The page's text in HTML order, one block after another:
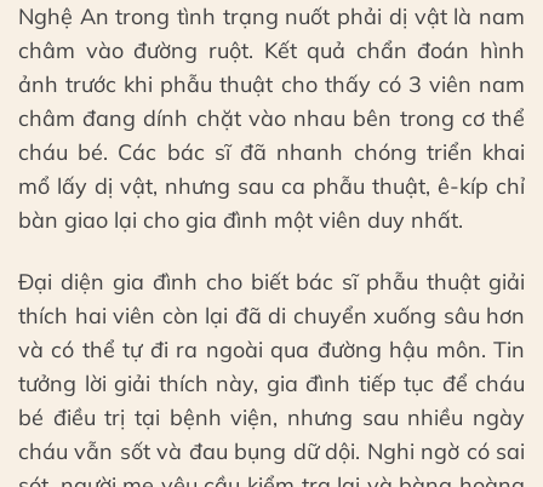
Nghệ An trong tình trạng nuốt phải dị vật là nam
châm vào đường ruột. Kết quả chẩn đoán hình
ảnh trước khi phẫu thuật cho thấy có 3 viên nam
châm đang dính chặt vào nhau bên trong cơ thể
cháu bé. Các bác sĩ đã nhanh chóng triển khai
mổ lấy dị vật, nhưng sau ca phẫu thuật, ê-kíp chỉ
bàn giao lại cho gia đình một viên duy nhất.
Đại diện gia đình cho biết bác sĩ phẫu thuật giải
thích hai viên còn lại đã di chuyển xuống sâu hơn
và có thể tự đi ra ngoài qua đường hậu môn. Tin
tưởng lời giải thích này, gia đình tiếp tục để cháu
bé điều trị tại bệnh viện, nhưng sau nhiều ngày
cháu vẫn sốt và đau bụng dữ dội. Nghi ngờ có sai